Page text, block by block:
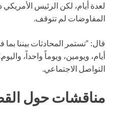
لعدة أيام، لكن الرئيس
المفاوضات لم تتوقف.
قال: “تستمر المحادثات بيننا بما
أيام، ويومين، ويوماً واحداً،
التواصل الاجتماعي.
مناقشات حول